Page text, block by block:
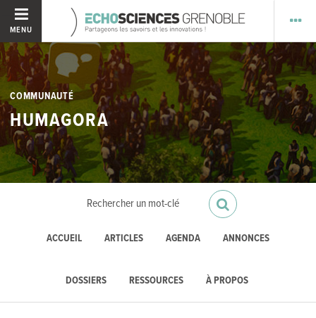
MENU
COMMUNAUTÉ
HUMAGORA
ACCUEIL ARTICLES AGENDA ANNONCES
DOSSIERS RESSOURCES À PROPOS